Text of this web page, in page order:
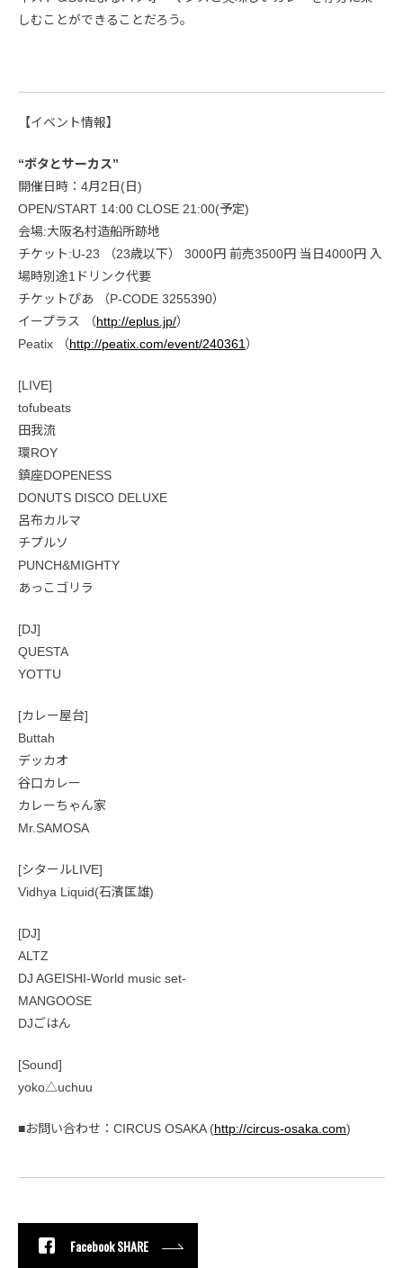
しむことができることだろう。
【イベント情報】
“ボタとサーカス”
開催日時：4月2日(日)
OPEN/START 14:00 CLOSE 21:00(予定)
会場:大阪名村造船所跡地
チケット:U-23 （23歳以下） 3000円 前売3500円 当日4000円 入
場時別途1ドリンク代要
チケットぴあ （P-CODE 3255390）
イープラス （http://eplus.jp/）
Peatix （http://peatix.com/event/240361 ）
[LIVE]
tofubeats
田我流
環ROY
鎮座DOPENESS
DONUTS DISCO DELUXE
呂布カルマ
チプルソ
PUNCH&MIGHTY
あっこゴリラ
[DJ]
QUESTA
YOTTU
[カレー屋台]
Buttah
デッカオ
谷口カレー
カレーちゃん家
Mr.SAMOSA
[シタールLIVE]
Vidhya Liquid(石濱匡雄)
[DJ]
ALTZ
DJ AGEISHI-World music set-
MANGOOSE
DJごはん
[Sound]
yoko△uchuu
■お問い合わせ：CIRCUS OSAKA (http://circus-osaka.com)
Facebook SHARE